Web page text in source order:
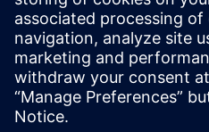
기업 정보
개인정보 처리방침
쿠키 정책